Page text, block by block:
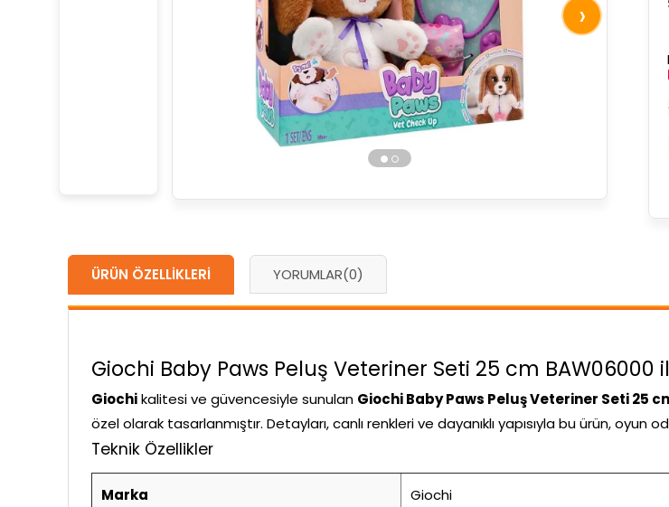
›
ÜRÜN ÖZELLIKLERI YORUMLAR(0)
Giochi Baby Paws Peluş Veteriner Seti 25 cm BAW06000
Giochikalitesi ve güvencesiyle sunulan Giochi Baby Paws Peluş Veteriner Seti 25
özel olarak tasarlanmıştır. Detayları, canlı renkleri ve dayanıklı yapısıyla bu ürün, oyun
Teknik Özellikler
Marka Giochi